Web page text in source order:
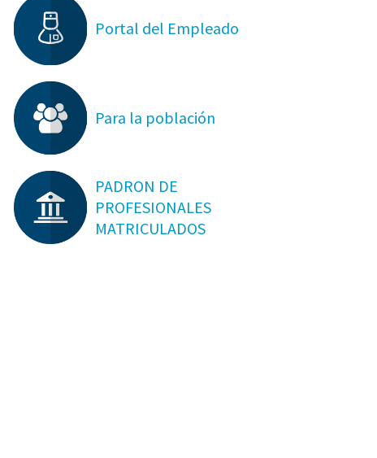
Portal del Empleado
Para la población
PADRON DE
PROFESIONALES
MATRICULADOS